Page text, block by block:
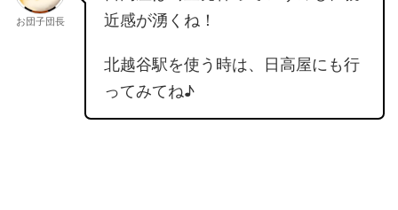
お団子団長
近感が湧くね！
北越谷駅を使う時は、日高屋にも行
ってみてね♪